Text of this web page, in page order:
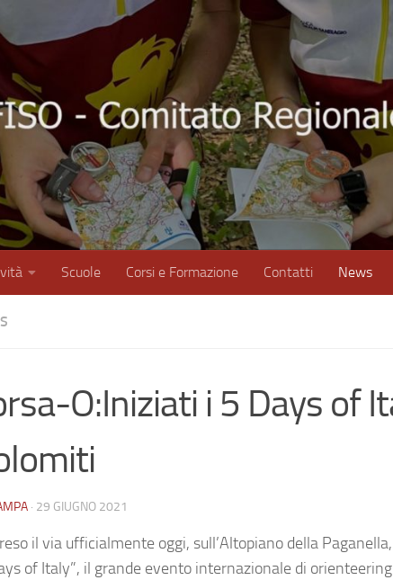
Scuole Corsi e Formazione Contatti News
O:Iniziati i 5 Days of
· 29 GIUGNO 2021
il via ufficialmente oggi, sull’Altopiano della
of Italy”, il grande evento internazionale di